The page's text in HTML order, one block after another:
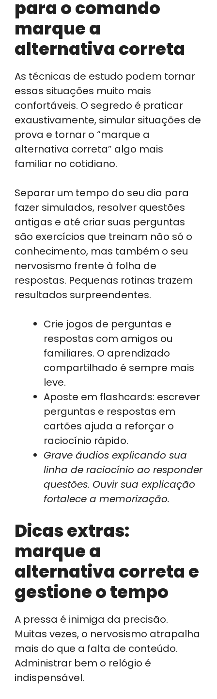
para o comando
marque a
alternativa correta
As técnicas de estudo podem tornar
essas situações muito mais
confortáveis. O segredo é praticar
exaustivamente, simular situações de
prova e tornar o “marque a
alternativa correta” algo mais
familiar no cotidiano.
Separar um tempo do seu dia para
fazer simulados, resolver questões
antigas e até criar suas perguntas
são exercícios que treinam não só o
conhecimento, mas também o seu
nervosismo frente à folha de
respostas. Pequenas rotinas trazem
resultados surpreendentes.
Crie jogos de perguntas e
respostas com amigos ou
familiares. O aprendizado
compartilhado é sempre mais
leve.
Aposte em flashcards: escrever
perguntas e respostas em
cartões ajuda a reforçar o
raciocínio rápido.
Grave áudios explicando sua
linha de raciocínio ao responder
questões. Ouvir sua explicação
fortalece a memorização.
Dicas extras:
marque a
alternativa correta e
gestione o tempo
A pressa é inimiga da precisão.
Muitas vezes, o nervosismo atrapalha
mais do que a falta de conteúdo.
Administrar bem o relógio é
indispensável.